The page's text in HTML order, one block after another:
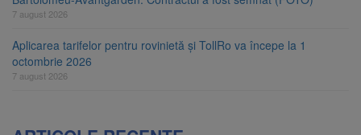
7 august 2026
Aplicarea tarifelor pentru rovinietă și TollRo va începe la 1
octombrie 2026
7 august 2026